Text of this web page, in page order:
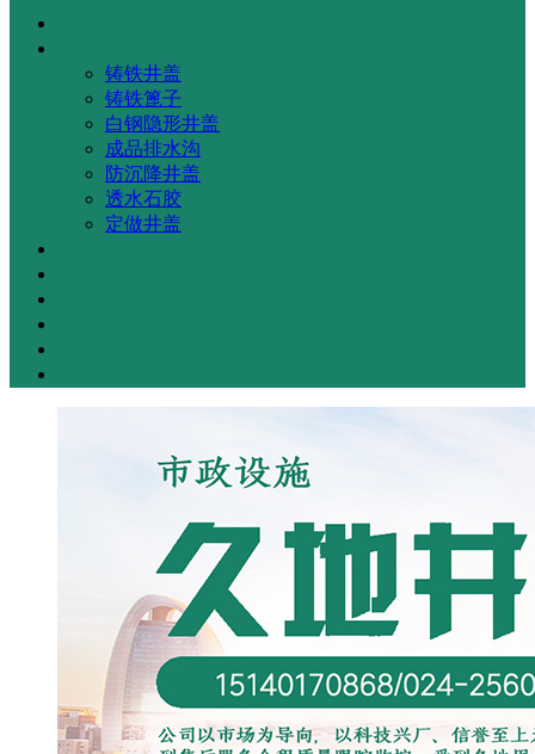
铸铁井盖
铸铁篦子
白钢隐形井盖
成品排水沟
防沉降井盖
透水石胶
定做井盖